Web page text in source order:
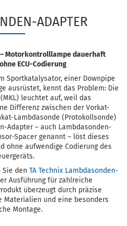
ADAPTER
Motorkontrolllampe dauerhaft
ECU-Codierung
Sportkatalysator, einer Downpipe
ausrüstet, kennt das Problem: Die
leuchtet auf, weil das
Differenz zwischen der Vorkat-
Lambdasonde (Protokollsonde)
Adapter – auch Lambdasonden-
Spacer genannt – löst dieses
ohne aufwendige Codierung des
den TA Technix Lambdasonden-
Ausführung für zahlreiche
überzeugt durch präzise
Materialien und eine besonders
Montage.